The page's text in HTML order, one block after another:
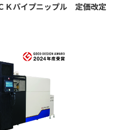
Ｋパイプニップル 定価改定